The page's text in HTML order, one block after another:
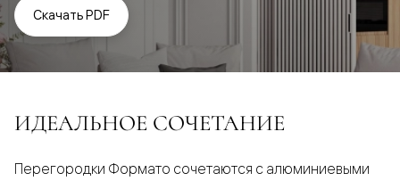
Скачать PDF
ИДЕАЛЬНОЕ СОЧЕТАНИЕ
Перегородки Формато сочетаются с алюминиевыми